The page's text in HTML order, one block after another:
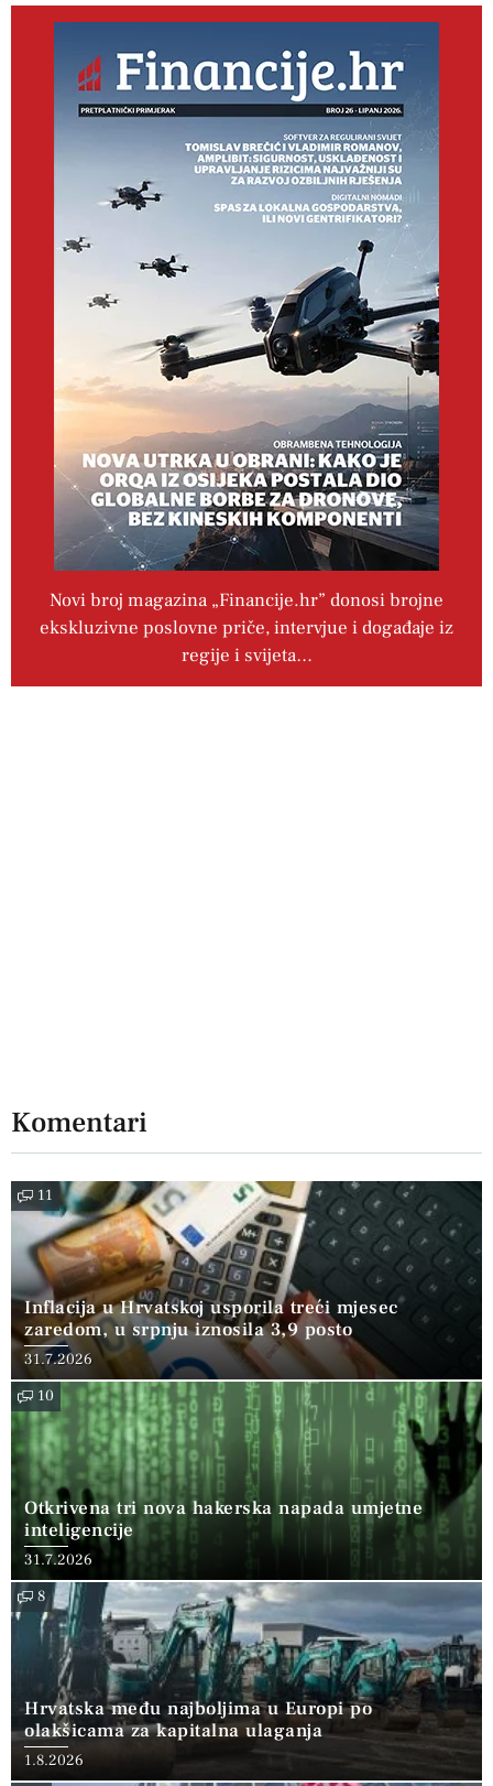
Novi broj magazina „Financije.hr” donosi brojne
ekskluzivne poslovne priče, intervjue i događaje iz
regije i svijeta…
Komentari
11
Inflacija u Hrvatskoj usporila treći mjesec
zaredom, u srpnju iznosila 3,9 posto
31.7.2026
10
Otkrivena tri nova hakerska napada umjetne
inteligencije
31.7.2026
8
Hrvatska među najboljima u Europi po
olakšicama za kapitalna ulaganja
1.8.2026